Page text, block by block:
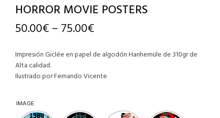
HORROR MOVIE POSTERS
50.00€ – 75.00€
Impresión Giclée en papel de algodón Hanhemüle de 310gr de
Alta calidad.
Ilustrado por Fernando Vicente
IMAGE